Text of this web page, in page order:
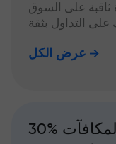
ثاقبة على السوق
التداول بثقة
عرض الكل
30% المكافآت